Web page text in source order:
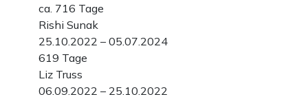
ca. 716 Tage
Rishi Sunak
25.10.2022 – 05.07.2024
619 Tage
Liz Truss
06.09.2022 – 25.10.2022